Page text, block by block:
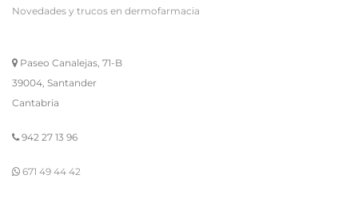
Novedades y trucos en dermofarmacia
Paseo Canalejas, 71-B
39004, Santander
Cantabria
942 27 13 96
671 49 44 42